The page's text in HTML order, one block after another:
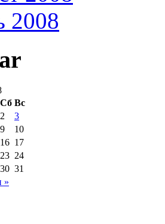
2008
Сб Вс
»
2
3
9
10
16 17
23 24
30 31